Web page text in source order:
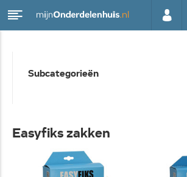
Subcategorieën
Easyfiks zakken